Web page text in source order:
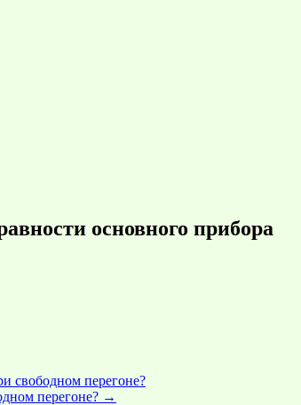
основного прибора
свободном перегоне?
перегоне? →